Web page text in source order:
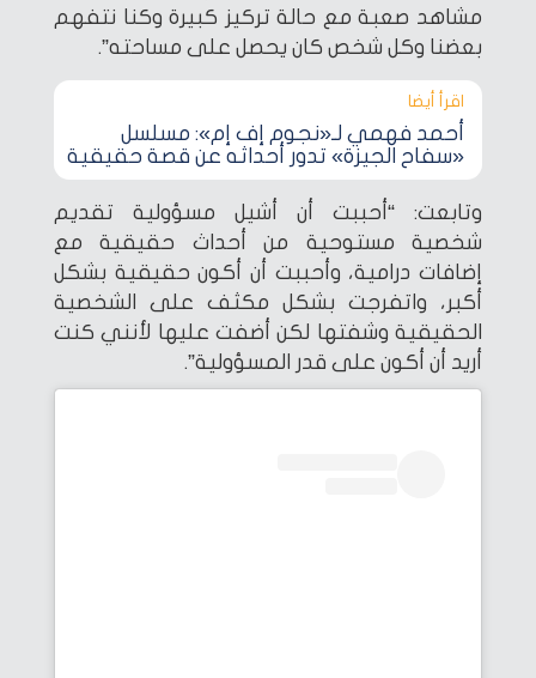
مشاهد صعبة مع حالة تركيز كبيرة وكنا نتفهم
بعضنا وكل شخص كان يحصل على مساحته”.
اقرأ أيضا‎
أحمد فهمي لـ«نجوم إف إم»: مسلسل
«سفاح الجيزة» تدور أحداثه عن قصة حقيقية
وتابعت: “أحببت أن أشيل مسؤولية تقديم
شخصية مستوحية من أحداث حقيقية مع
إضافات درامية، وأحببت أن أكون حقيقية بشكل
أكبر، واتفرجت بشكل مكثف على الشخصية
الحقيقية وشفتها لكن أضفت عليها لأنني كنت
أريد أن أكون على قدر المسؤولية”.